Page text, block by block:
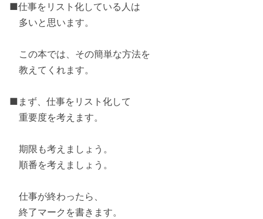
■仕事をリスト化している人は
多いと思います。
この本では、その簡単な方法を
教えてくれます。
■まず、仕事をリスト化して
重要度を考えます。
期限も考えましょう。
順番を考えましょう。
仕事が終わったら、
終了マークを書きます。